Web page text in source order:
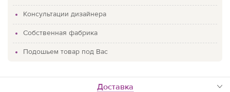
Консультации дизайнера
Собственная фабрика
Подошьем товар под Вас
доставка